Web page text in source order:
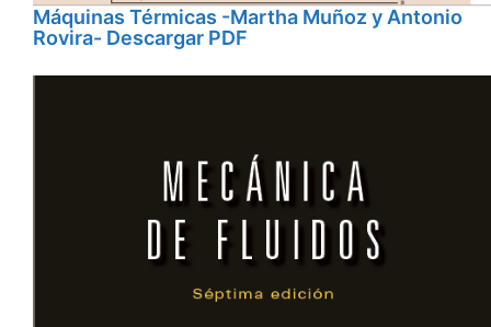
Máquinas Térmicas -Martha Muñoz y Antonio
Rovira- Descargar PDF